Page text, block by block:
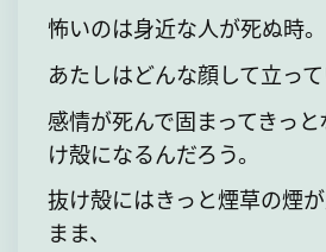
怖いのは身近な人が死ぬ時。
あたしはどんな顔して立っ
感情が死んで固まってきっ
け殻になるんだろう。
抜け殻にはきっと煙草の煙
まま、